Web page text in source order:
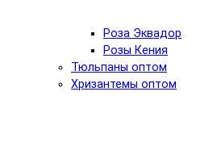
Роза Эквадор
Розы Кения
Тюльпаны оптом
Хризантемы оптом